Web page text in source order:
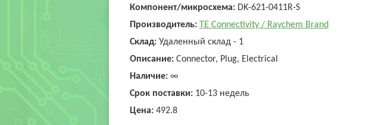
Компонент/микросхема: DK-621-0411R-S
Производитель:
TE Connectivity / Raychem Brand
Склад: Удаленный склад - 1
Описание: Connector, Plug, Electrical
Наличие: ∞
Срок поставки: 10-13 недель
Цена: 492.8